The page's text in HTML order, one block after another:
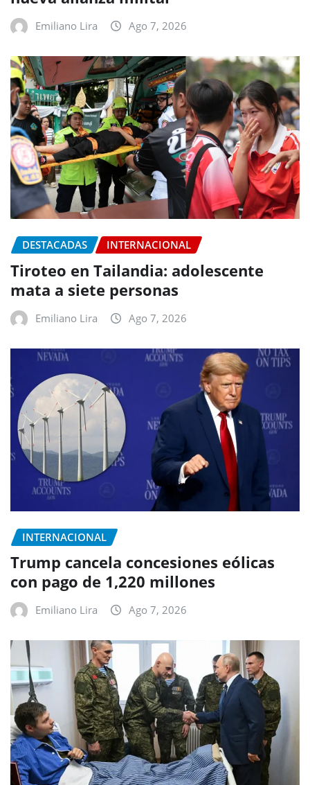
Emiliano Lira Ago 7, 2026
DESTACADAS INTERNACIONAL
Tiroteo en Tailandia: adolescente
mata a siete personas
Emiliano Lira Ago 7, 2026
INTERNACIONAL
Trump cancela concesiones eólicas
con pago de 1,220 millones
Emiliano Lira Ago 7, 2026